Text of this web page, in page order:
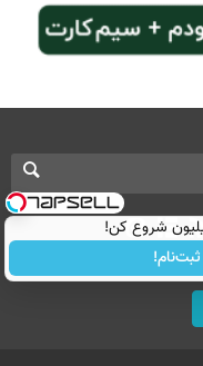
ثبت‌نام!